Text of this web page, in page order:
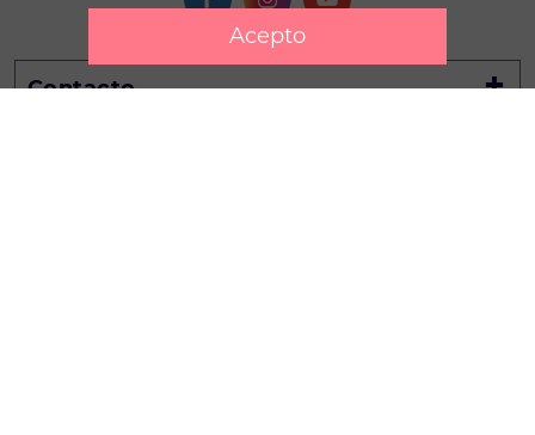
Contacto